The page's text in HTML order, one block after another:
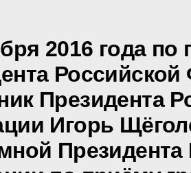
2016 года
Президента
Игорь
Президента